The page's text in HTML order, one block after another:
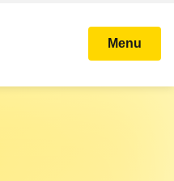
Menu